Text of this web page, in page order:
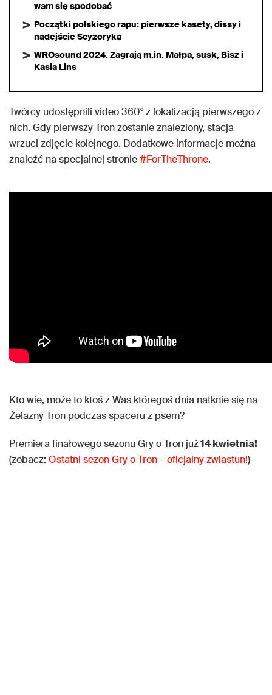
wam się spodobać
Początki polskiego rapu: pierwsze kasety, dissy i
nadejście Scyzoryka
WROsound 2024. Zagrają m.in. Małpa, susk, Bisz i
Kasia Lins
Twórcy udostępnili video 360° z lokalizacją pierwszego z
nich. Gdy pierwszy Tron zostanie znaleziony, stacja
wrzuci zdjęcie kolejnego. Dodatkowe informacje można
znaleźć na specjalnej stronie#ForTheThrone.
Kto wie, może to ktoś z Was któregoś dnia natknie się na
Żelazny Tron podczas spaceru z psem?
Premiera finałowego sezonu Gry o Tron już14 kwietnia!
(zobacz: Ostatni sezon Gry o Tron – oficjalny zwiastun!)